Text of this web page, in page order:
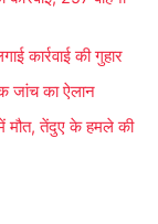
कार्रवाई की गुहार
जांच का ऐलान
में मौत, तेंदुए के हमले की